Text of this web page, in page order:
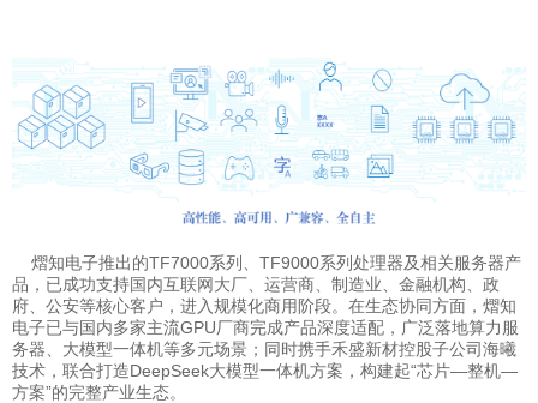
熠知电子推出的TF7000系列、TF9000系列处理器及相关服务器产
品，已成功支持国内互联网大厂、运营商、制造业、金融机构、政
府、公安等核心客户，进入规模化商用阶段。在生态协同方面，熠知
电子已与国内多家主流GPU厂商完成产品深度适配，广泛落地算力服
务器、大模型一体机等多元场景；同时携手禾盛新材控股子公司海曦
技术，联合打造DeepSeek大模型一体机方案，构建起“芯片—整机—
方案”的完整产业生态。